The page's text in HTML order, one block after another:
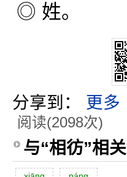
◎ 姓。
分享到： 更多
阅读(2098次)
与“相彷”相